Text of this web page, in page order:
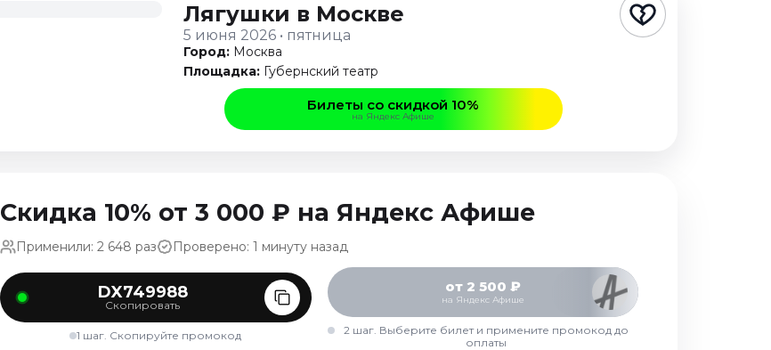
Лягушки в Москве
5 июня 2026 • пятница
Город: Москва
Площадка: Губернский театр
Билеты со скидкой 10%
на Яндекс Афише
Скидка 10% от 3 000 ₽ на Яндекс Афише
Применили: 2 648 раз Проверено: 1 минуту назад
DX749988
Скопировать
1 шаг. Скопируйте промокод
от 2 500 ₽
на Яндекс Афише
2 шаг. Выберите билет и примените промокод до
оплаты